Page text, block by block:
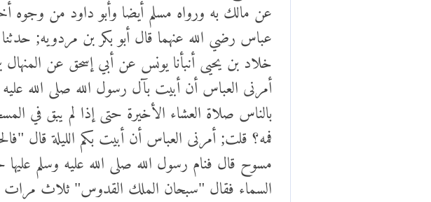
عن مالك به ورواه مسلم أيضا وأبو داود من
عباس رضي الله عنهما قال أبو بكر بن مردويه;
خلاد بن يحيى أنبأنا يونس عن أبي إسحق عن
أمرنى العباس أن أبيت بآل رسول الله صلى الله
بالناس صلاة العشاء الأخيرة حتى إذا لم يبق في
فمه؟ قلت; أمرنى العباس أن أبيت بكم الليلة قال
مسوح قال فنام رسول الله صلى الله عليه وسلم
السماء فقال "سبحان الملك القدوس" ثلاث